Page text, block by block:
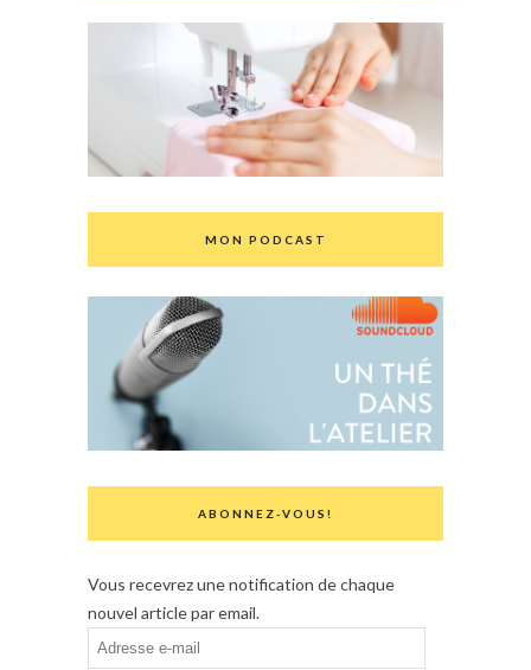
MON PODCAST
ABONNEZ-VOUS!
Vous recevrez une notification de chaque
nouvel article par email.
Adresse